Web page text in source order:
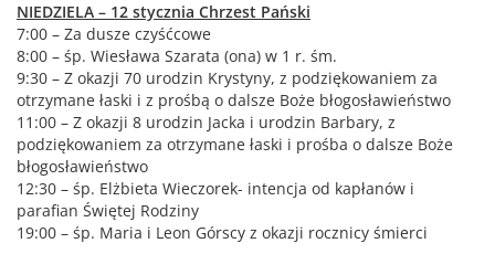
NIEDZIELA – 12 stycznia Chrzest Pański
7:00 – Za dusze czyśćcowe
8:00 – śp. Wiesława Szarata (ona) w 1 r. śm.
9:30 – Z okazji 70 urodzin Krystyny, z podziękowaniem za
otrzymane łaski i z prośbą o dalsze Boże błogosławieństwo
11:00 – Z okazji 8 urodzin Jacka i urodzin Barbary, z
podziękowaniem za otrzymane łaski i prośba o dalsze Boże
błogosławieństwo
12:30 – śp. Elżbieta Wieczorek- intencja od kapłanów i
parafian Świętej Rodziny
19:00 – śp. Maria i Leon Górscy z okazji rocznicy śmierci